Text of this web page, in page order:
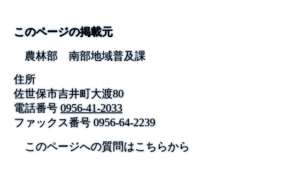
このページの掲載元
農林部 南部地域普及課
住所
佐世保市吉井町大渡80
電話番号 0956-41-2033
ファックス番号0956-64-2239
このページへの質問はこちらから